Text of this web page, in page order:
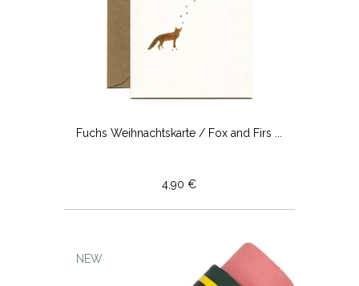
Fuchs Weihnachtskarte / Fox and Firs ...
4,90 €
NEW